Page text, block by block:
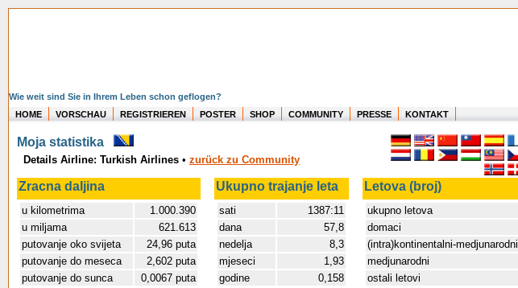
Wie weit sind Sie in Ihrem Leben schon geflogen?
HOME
VORSCHAU REGISTRIEREN POSTER SHOP COMMUNITY PRESSE KONTAKT
Moja statistika
Details Airline: Turkish Airlines • zurück zu Community
Zracna daljina Ukupno trajanje leta Letova (broj)
u kilometrima
1.000.390
u miljama
621.613
putovanje oko svijeta
24,96 puta
putovanje do meseca
2,602 puta
putovanje do sunca
0,0067 puta
sati
1387:11
dana
57,8
nedelja
8,3
mjeseci
1,93
godine
0,158
ukupno letova
domaci
(intra)kontinentalni-medjunarodni
medjunarodni
ostali letovi